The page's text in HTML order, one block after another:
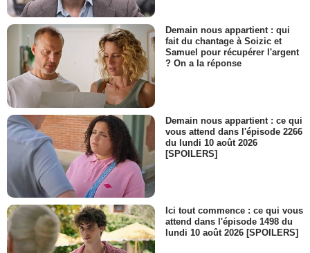
Demain nous appartient : qui
fait du chantage à Soizic et
Samuel pour récupérer l'argent
? On a la réponse
Demain nous appartient : ce qui
vous attend dans l'épisode 2266
du lundi 10 août 2026
[SPOILERS]
Ici tout commence : ce qui vous
attend dans l'épisode 1498 du
lundi 10 août 2026 [SPOILERS]